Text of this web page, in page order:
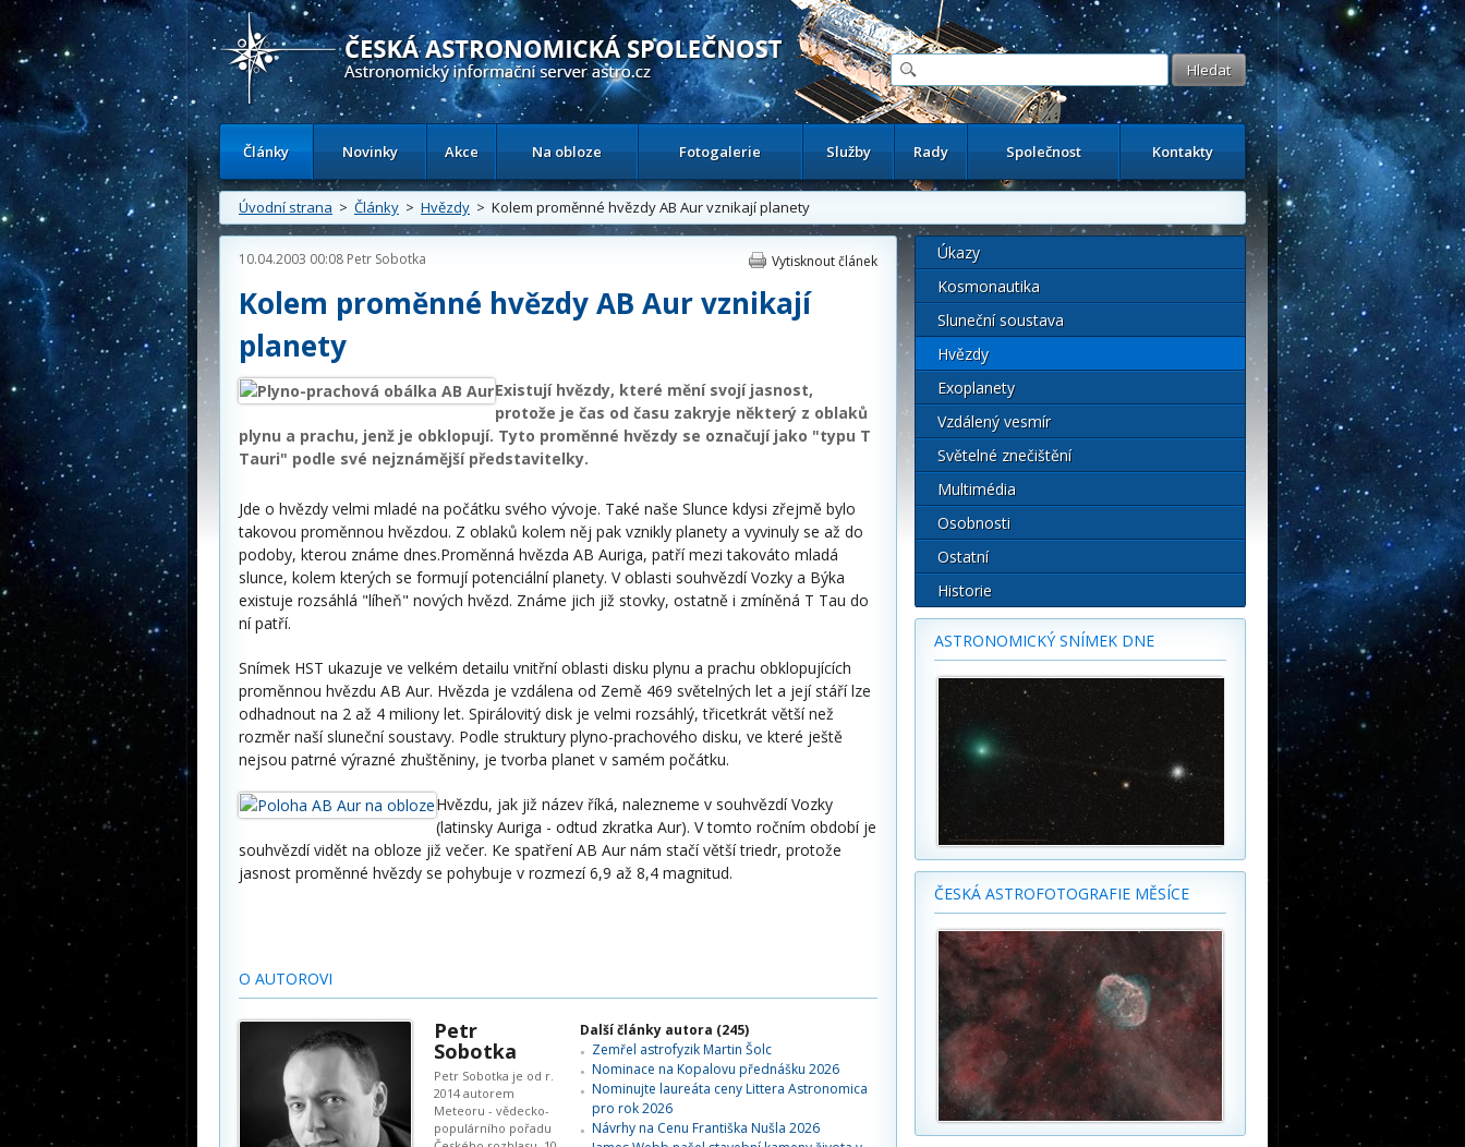
Česká astronomická společnost - Informační astronomický server
Články Novinky Akce Na obloze Fotogalerie Služby Rady Společnost Kontakty
Úvodní strana > Články > Hvězdy > Kolem proměnné hvězdy AB Aur vznikají planety
10.04.2003 00:08 Petr Sobotka Vytisknout článek
Kolem proměnné hvězdy AB Aur vznikají
planety
Existují hvězdy, které mění svojí jasnost,
protože je čas od času zakryje některý z oblaků
plynu a prachu, jenž je obklopují. Tyto proměnné hvězdy se označují jako "typu T
Tauri" podle své nejznámější představitelky.
Jde o hvězdy velmi mladé na počátku svého vývoje. Také naše Slunce kdysi zřejmě bylo
takovou proměnnou hvězdou. Z oblaků kolem něj pak vznikly planety a vyvinuly se až do
podoby, kterou známe dnes.Proměnná hvězda AB Auriga, patří mezi takováto mladá
slunce, kolem kterých se formují potenciální planety. V oblasti souhvězdí Vozky a Býka
existuje rozsáhlá "líheň" nových hvězd. Známe jich již stovky, ostatně i zmíněná T Tau do
ní patří.
Snímek HST ukazuje ve velkém detailu vnitřní oblasti disku plynu a prachu obklopujících
proměnnou hvězdu AB Aur. Hvězda je vzdálena od Země 469 světelných let a její stáří lze
odhadnout na 2 až 4 miliony let. Spirálovitý disk je velmi rozsáhlý, třicetkrát větší než
rozměr naší sluneční soustavy. Podle struktury plyno-prachového disku, ve které ještě
nejsou patrné výrazné zhuštěniny, je tvorba planet v samém počátku.
Hvězdu, jak již název říká, nalezneme v souhvězdí Vozky
(latinsky Auriga - odtud zkratka Aur). V tomto ročním období je
souhvězdí vidět na obloze již večer. Ke spatření AB Aur nám stačí větší triedr, protože
jasnost proměnné hvězdy se pohybuje v rozmezí 6,9 až 8,4 magnitud.
O AUTOROVI
Petr
Sobotka
Petr Sobotka je od r.
2014 autorem
Meteoru - vědecko-
populárního pořadu
Další články autora (245)
Zemřel astrofyzik Martin Šolc
Nominace na Kopalovu přednášku 2026
Nominujte laureáta ceny Littera Astronomica
pro rok 2026
Návrhy na Cenu Františka Nušla 2026
Úkazy
Kosmonautika
Sluneční soustava
Hvězdy
Exoplanety
Vzdálený vesmír
Světelné znečištění
Multimédia
Osobnosti
Ostatní
Historie
ASTRONOMICKÝ SNÍMEK DNE
ČESKÁ ASTROFOTOGRAFIE MĚSÍCE